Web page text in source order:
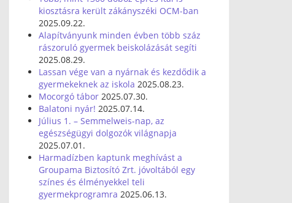
kiosztásra került zákányszéki OCM-ban
2025.09.22.
Alapítványunk minden évben több száz
rászoruló gyermek beiskolázását segíti
2025.08.29.
Lassan vége van a nyárnak és kezdődik a
gyermekeknek az iskola 2025.08.23.
Mocorgó tábor 2025.07.30.
Balatoni nyár! 2025.07.14.
Július 1. – Semmelweis-nap, az
egészségügyi dolgozók világnapja
2025.07.01.
Harmadízben kaptunk meghívást a
Groupama Biztosító Zrt. jóvoltából egy
színes és élményekkel teli
gyermekprogramra 2025.06.13.